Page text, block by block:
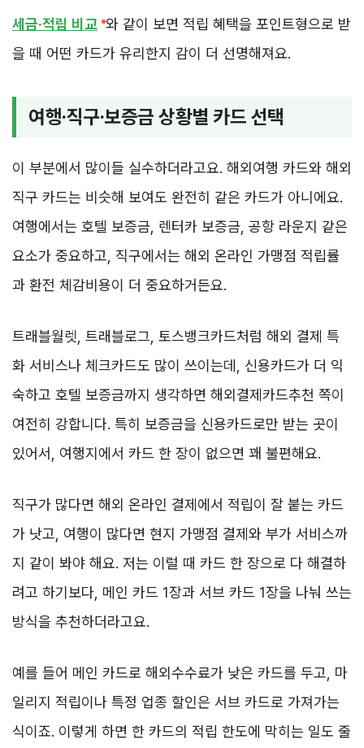
세금·적립 비교 와 같이 보면 적립 혜택을 포인트형으로 받
을 때 어떤 카드가 유리한지 감이 더 선명해져요.
여행·직구·보증금 상황별 카드 선택
이 부분에서 많이들 실수하더라고요. 해외여행 카드와 해외
직구 카드는 비슷해 보여도 완전히 같은 카드가 아니에요.
여행에서는 호텔 보증금, 렌터카 보증금, 공항 라운지 같은
요소가 중요하고, 직구에서는 해외 온라인 가맹점 적립률
과 환전 체감비용이 더 중요하거든요.
트래블월렛, 트래블로그, 토스뱅크카드처럼 해외 결제 특
화 서비스나 체크카드도 많이 쓰이는데, 신용카드가 더 익
숙하고 호텔 보증금까지 생각하면 해외결제카드추천 쪽이
여전히 강합니다. 특히 보증금을 신용카드로만 받는 곳이
있어서, 여행지에서 카드 한 장이 없으면 꽤 불편해요.
직구가 많다면 해외 온라인 결제에서 적립이 잘 붙는 카드
가 낫고, 여행이 많다면 현지 가맹점 결제와 부가 서비스까
지 같이 봐야 해요. 저는 이럴 때 카드 한 장으로 다 해결하
려고 하기보다, 메인 카드 1장과 서브 카드 1장을 나눠 쓰는
방식을 추천하더라고요.
예를 들어 메인 카드로 해외수수료가 낮은 카드를 두고, 마
일리지 적립이나 특정 업종 할인은 서브 카드로 가져가는
식이죠. 이렇게 하면 한 카드의 적립 한도에 막히는 일도 줄